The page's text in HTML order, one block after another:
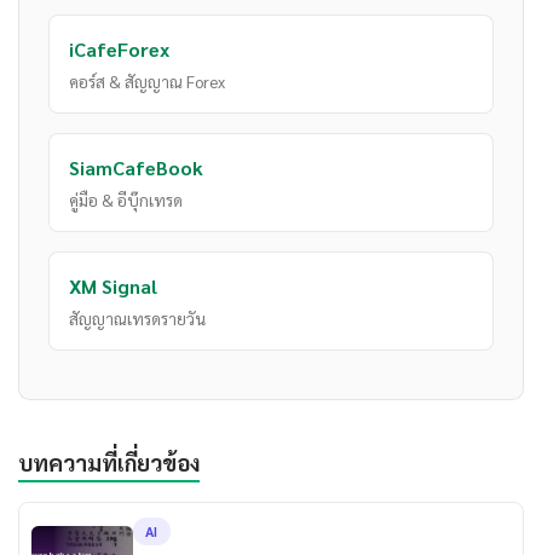
iCafeForex
คอร์ส & สัญญาณ Forex
SiamCafeBook
คู่มือ & อีบุ๊กเทรด
XM Signal
สัญญาณเทรดรายวัน
บทความที่เกี่ยวข้อง
AI